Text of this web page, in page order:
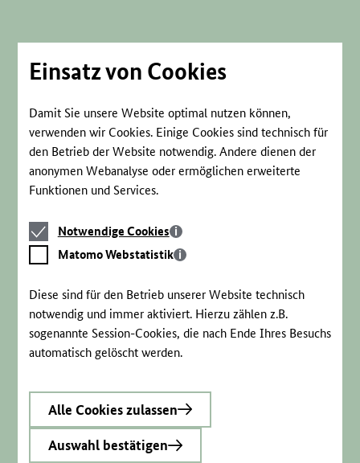
Einsatz von Cookies
Damit Sie unsere Website optimal nutzen können,
verwenden wir Cookies. Einige Cookies sind technisch für
den Betrieb der Website notwendig. Andere dienen der
anonymen Webanalyse oder ermöglichen erweiterte
Funktionen und Services.
Notwendige
Cookies
Notwendige Cookies
Matomo
Webstatistik
Matomo Webstatistik
Diese sind für den Betrieb unserer Website technisch
notwendig und immer aktiviert. Hierzu zählen z.B.
sogenannte Session-Cookies, die nach Ende Ihres Besuchs
automatisch gelöscht werden.
Alle Cookies zulassen
Auswahl bestätigen